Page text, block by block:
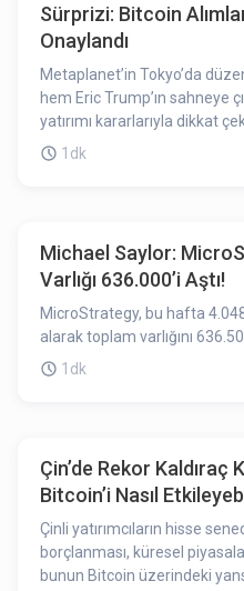
Sürprizi: Bitcoin
Onaylandı
Metaplanet’in Tokyo’da
hem Eric Trump’ın sahneye
yatırımı kararlarıyla dikkat
1dk
Michael Saylor:
Varlığı 636.000’i Aştı!
MicroStrategy, bu hafta
alarak toplam varlığını
1dk
Çin’de Rekor Kaldıraç
Bitcoin’i Nasıl
Çinli yatırımcıların hisse
borçlanması, küresel
bunun Bitcoin üzerindeki